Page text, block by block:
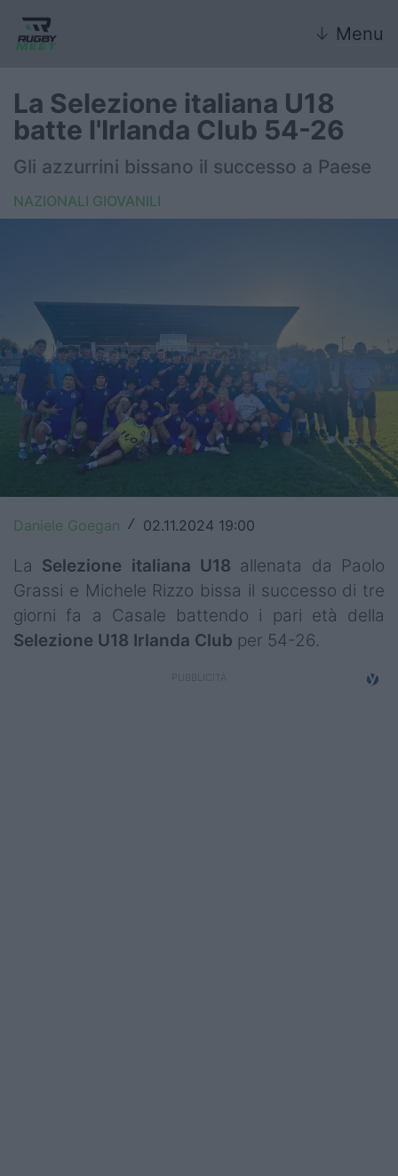
↓ Menu
Internazionale
6 Nazioni
United Rugby Championship
Top14
Premiership
Champions Cup
Challenge Cup
World Rugby
Rugby World Cup
La Selezione italiana U18
batte l'Irlanda Club 54-26
Gli azzurrini bissano il successo a Paese
NAZIONALI GIOVANILI
Daniele Goegan / 02.11.2024 19:00
La Selezione italiana U18 allenata da Paolo
Grassi e Michele Rizzo bissa il successo di tre
giorni fa a Casale battendo i pari età della
Selezione U18 Irlanda Club per 54-26.